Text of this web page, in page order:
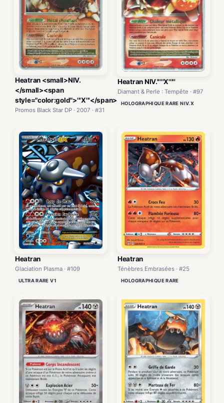
Heatran <small>NIV.
</small><span
style="color:gold">'''X'''</span>
Promos Black Star DP · 2007 · #31
Heatran NIV.'''''X'''''
Diamant & Perle : Tempête · #97
HOLOGRAPHIQUE RARE NIV.X
Heatran
Glaciation Plasma · #109
ULTRA RARE V1
Heatran
Ténèbres Embrasées · #25
HOLOGRAPHIQUE RARE